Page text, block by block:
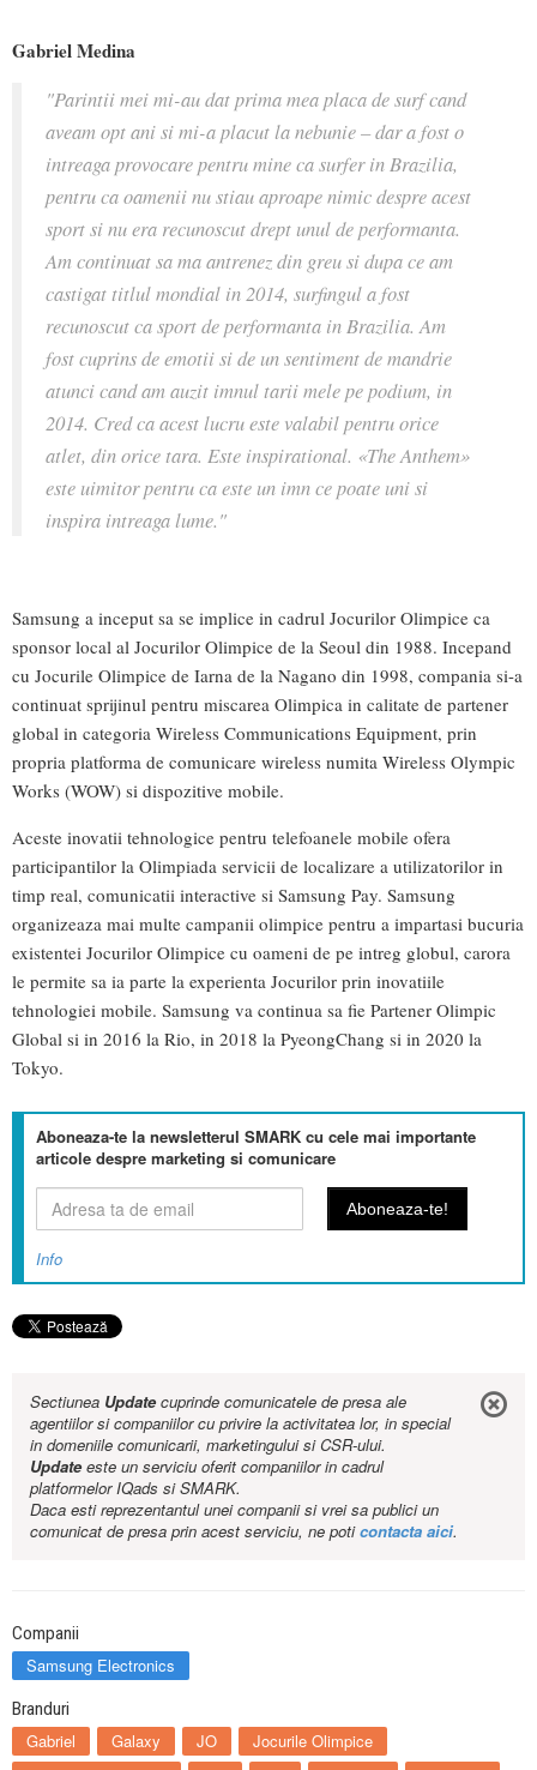
Gabriel Medina
"Parintii mei mi-au dat prima mea placa de surf cand
aveam opt ani si mi-a placut la nebunie – dar a fost o
intreaga provocare pentru mine ca surfer in Brazilia,
pentru ca oamenii nu stiau aproape nimic despre acest
sport si nu era recunoscut drept unul de performanta.
Am continuat sa ma antrenez din greu si dupa ce am
castigat titlul mondial in 2014, surfingul a fost
recunoscut ca sport de performanta in Brazilia. Am
fost cuprins de emotii si de un sentiment de mandrie
atunci cand am auzit imnul tarii mele pe podium, in
2014. Cred ca acest lucru este valabil pentru orice
atlet, din orice tara. Este inspirational. «The Anthem»
este uimitor pentru ca este un imn ce poate uni si
inspira intreaga lume."
Samsung a inceput sa se implice in cadrul Jocurilor Olimpice ca
sponsor local al Jocurilor Olimpice de la Seoul din 1988. Incepand
cu Jocurile Olimpice de Iarna de la Nagano din 1998, compania si-a
continuat sprijinul pentru miscarea Olimpica in calitate de partener
global in categoria Wireless Communications Equipment, prin
propria platforma de comunicare wireless numita Wireless Olympic
Works (WOW) si dispozitive mobile.
Aceste inovatii tehnologice pentru telefoanele mobile ofera
participantilor la Olimpiada servicii de localizare a utilizatorilor in
timp real, comunicatii interactive si Samsung Pay. Samsung
organizeaza mai multe campanii olimpice pentru a impartasi bucuria
existentei Jocurilor Olimpice cu oameni de pe intreg globul, carora
le permite sa ia parte la experienta Jocurilor prin inovatiile
tehnologiei mobile. Samsung va continua sa fie Partener Olimpic
Global si in 2016 la Rio, in 2018 la PyeongChang si in 2020 la
Tokyo.
Aboneaza-te la newsletterul SMARK cu cele mai importante
articole despre marketing si comunicare
Info
Sectiunea Updatecuprinde comunicatele de presa ale
agentiilor si companiilor cu privire la activitatea lor, in special
in domeniile comunicarii, marketingului si CSR-ului.
Updateeste un serviciu oferit companiilor in cadrul
platformelor IQads si SMARK.
Daca esti reprezentantul unei companii si vrei sa publici un
comunicat de presa prin acest serviciu, ne poticontacta aici.
Companii
Samsung Electronics
Branduri
Gabriel Galaxy JO
Jocurile Olimpice